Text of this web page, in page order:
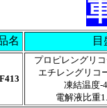
名 目
プロピレングリ
エチレングリ
凍結温度
電解液比重